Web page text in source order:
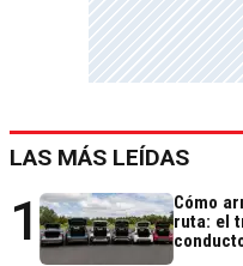
LAS MÁS LEÍDAS
1
Cómo
ruta: el